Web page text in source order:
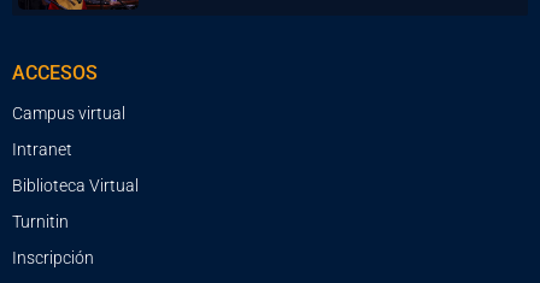
ACCESOS
Campus virtual
Intranet
Biblioteca Virtual
Turnitin
Inscripción